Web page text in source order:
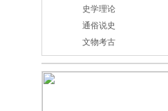
史学理论
通俗说史
文物考古